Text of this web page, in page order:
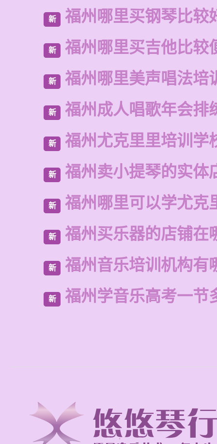
新 福州哪里买钢琴比较
新 福州哪里买吉他比较
新 福州哪里美声唱法培
新 福州成人唱歌年会排
新 福州尤克里里培训学
新 福州卖小提琴的实体
新 福州哪里可以学尤克
新 福州买乐器的店铺在
新 福州音乐培训机构有
新 福州学音乐高考一节